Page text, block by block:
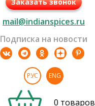
Заказать звонок
mail@indianspices.ru
Подписка на новости
РУС ENG
0 товаров